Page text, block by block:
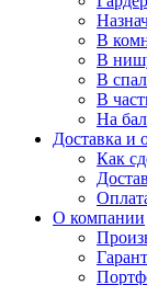
В
В
В
В
На
Доставка и
Как
О компании